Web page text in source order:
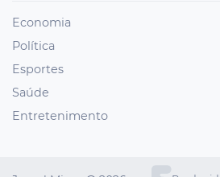
Economia
Política
Esportes
Saúde
Entretenimento